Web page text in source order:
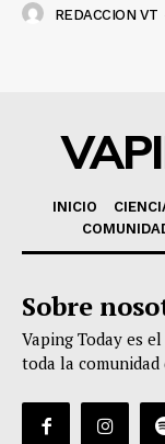
REDACCION VT
INICIO
Sobre
Vaping Today es
toda la comunidad